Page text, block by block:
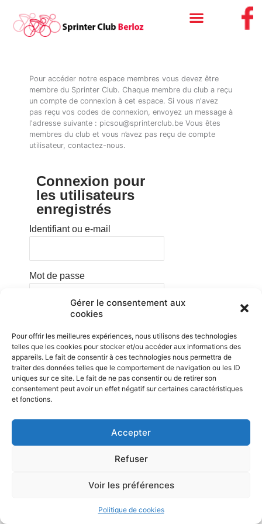
Gérer le consentement aux
cookies
Pour offrir les meilleures expériences, nous utilisons des technologies
telles que les cookies pour stocker et/ou accéder aux informations des
appareils. Le fait de consentir à ces technologies nous permettra de
traiter des données telles que le comportement de navigation ou les ID
uniques sur ce site. Le fait de ne pas consentir ou de retirer son
consentement peut avoir un effet négatif sur certaines caractéristiques
et fonctions.
Accepter
Refuser
Voir les préférences
Politique de cookies
contenu
Pour accéder notre espace membres vous devez être
membre du Sprinter Club. Chaque membre du club a reçu
un compte de connexion à cet espace. Si vous n'avez
pas reçu vos codes de connexion, envoyez un message à
l'adresse suivante : picsou@sprinterclub.be Vous êtes
membres du club et vous n’avez pas reçu de compte
utilisateur, contactez-nous.
Connexion pour
les utilisateurs
enregistrés
Identifiant ou e-mail
Mot de passe
Se souvenir de moi
Mot de passe oublié ?Cliquez
ici pour réinitialiser
Sprinter Club Berloz asbl • Rue de la Drève, 1 à B-4257 Berloz • Mentions
légales • Politique de confidentialité